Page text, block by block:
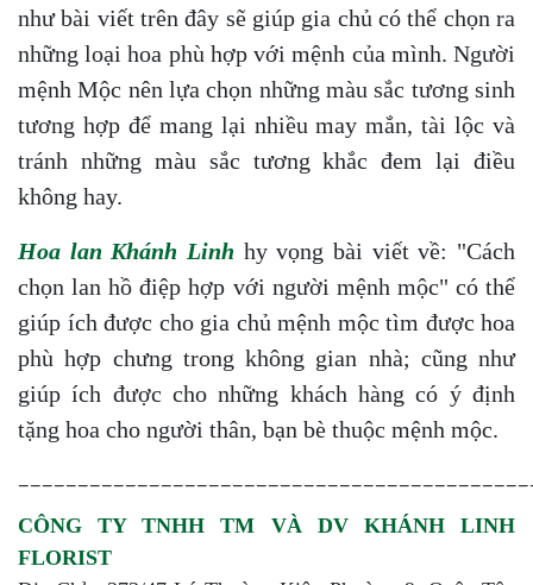
như bài viết trên đây sẽ giúp gia chủ có thể chọn ra
những loại hoa phù hợp với mệnh của mình. Người
mệnh Mộc nên lựa chọn những màu sắc tương sinh
tương hợp để mang lại nhiều may mắn, tài lộc và
tránh những màu sắc tương khắc đem lại điều
không hay.
Hoa lan Khánh Linh hy vọng bài viết về: "Cách
chọn lan hồ điệp hợp với người mệnh mộc" có thể
giúp ích được cho gia chủ mệnh mộc tìm được hoa
phù hợp chưng trong không gian nhà; cũng như
giúp ích được cho những khách hàng có ý định
tặng hoa cho người thân, bạn bè thuộc mệnh mộc.
CÔNG TY TNHH TM VÀ DV KHÁNH LINH
FLORIST